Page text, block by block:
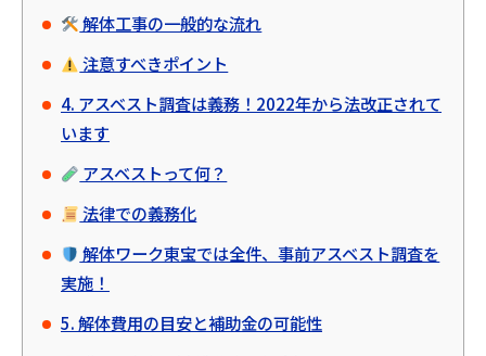
解体工事の一般的な流れ
注意すべきポイント
4. アスベスト調査は義務！2022年から法改正されて
います
アスベストって何？
法律での義務化
解体ワーク東宝では全件、事前アスベスト調査を
実施！
5. 解体費用の目安と補助金の可能性